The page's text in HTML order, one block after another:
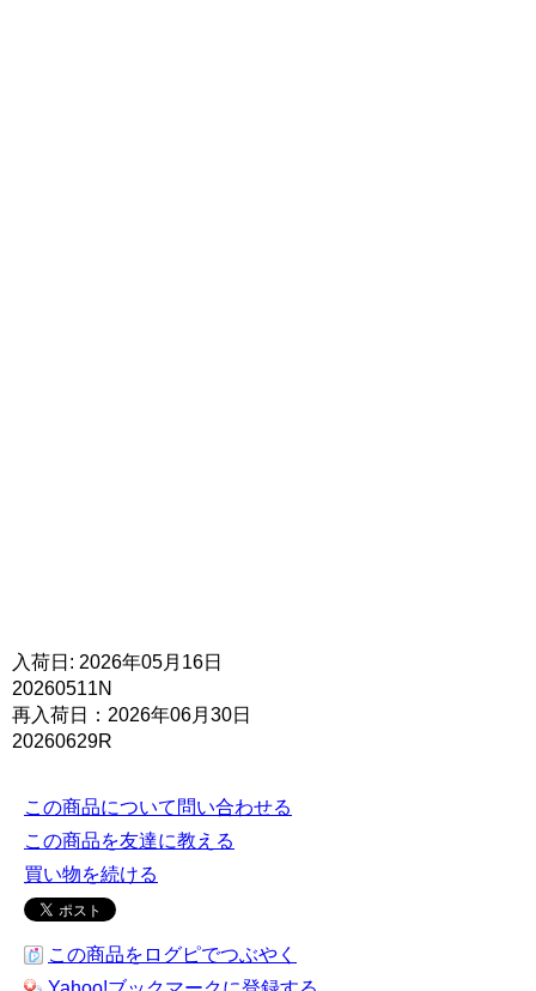
入荷日: 2026年05月16日
20260511N
再入荷日：2026年06月30日
20260629R
この商品について問い合わせる
この商品を友達に教える
買い物を続ける
この商品をログピでつぶやく